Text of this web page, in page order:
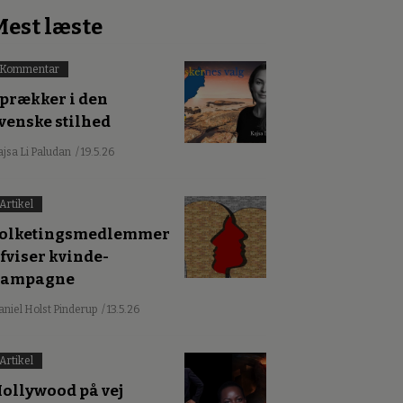
læste
Kommentar
i den
stilhed
Li Paludan / 19.5.26
Artikel
kvinde-
Holst Pinderup / 13.5.26
Artikel
på vej